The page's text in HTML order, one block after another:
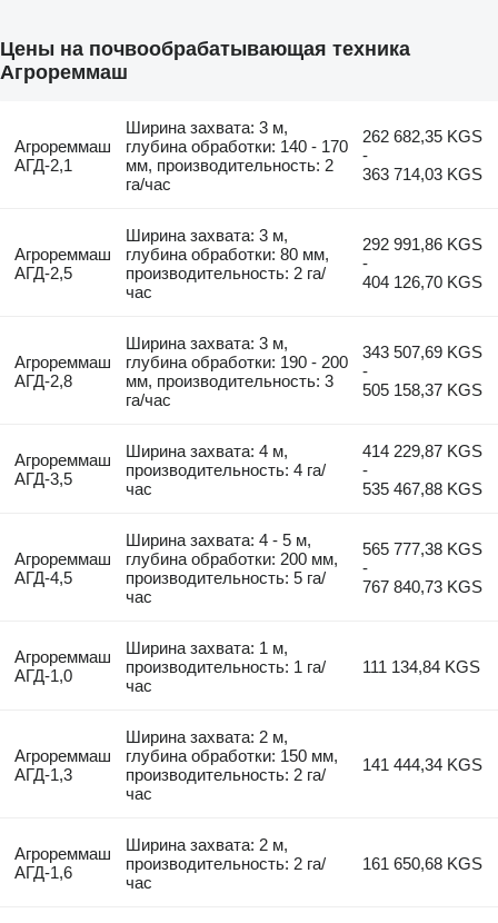
Цены на почвообрабатывающая техника
Агрореммаш
Агрореммаш
АГД-2,1
Ширина захвата: 3 м,
глубина обработки: 140 - 170
мм, производительность: 2
га/час
262 682,35 KGS
-
363 714,03 KGS
Агрореммаш
АГД-2,5
Ширина захвата: 3 м,
глубина обработки: 80 мм,
производительность: 2 га/
час
292 991,86 KGS
-
404 126,70 KGS
Агрореммаш
АГД-2,8
Ширина захвата: 3 м,
глубина обработки: 190 - 200
мм, производительность: 3
га/час
343 507,69 KGS
-
505 158,37 KGS
Агрореммаш
АГД-3,5
Ширина захвата: 4 м,
производительность: 4 га/
час
414 229,87 KGS
-
535 467,88 KGS
Агрореммаш
АГД-4,5
Ширина захвата: 4 - 5 м,
глубина обработки: 200 мм,
производительность: 5 га/
час
565 777,38 KGS
-
767 840,73 KGS
Агрореммаш
АГД-1,0
Ширина захвата: 1 м,
производительность: 1 га/
час
111 134,84 KGS
Агрореммаш
АГД-1,3
Ширина захвата: 2 м,
глубина обработки: 150 мм,
производительность: 2 га/
час
141 444,34 KGS
Агрореммаш
АГД-1,6
Ширина захвата: 2 м,
производительность: 2 га/
час
161 650,68 KGS